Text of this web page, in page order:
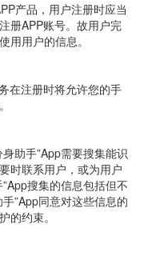
产品，用户注册时应当
册APP账号。故用户完
用用户的信息。
在注册时将允许您的手
助手”App需要搜集能识
时联系用户，或为用户
搜集的信息包括但不
”App同意对这些信息的
的约束。